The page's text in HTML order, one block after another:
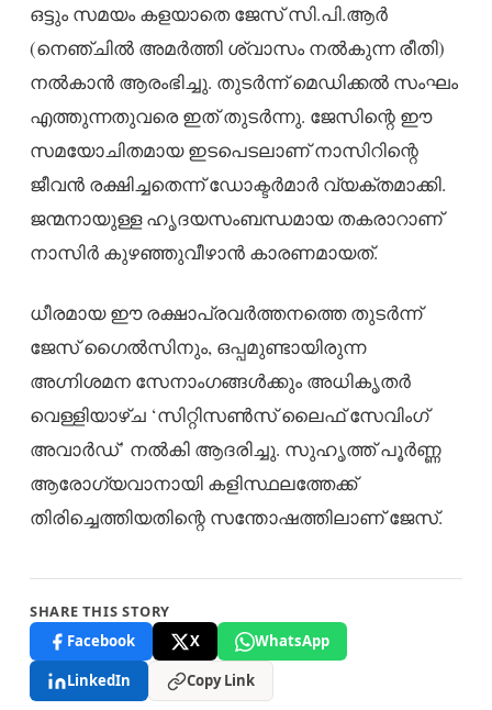
ഒട്ടും സമയം കളയാതെ ജേസ് സി.പി.ആർ
(നെഞ്ചിൽ അമർത്തി ശ്വാസം നൽകുന്ന രീതി)
നൽകാൻ ആരംഭിച്ചു. തുടർന്ന് മെഡിക്കൽ സംഘം
എത്തുന്നതുവരെ ഇത് തുടർന്നു. ജേസിന്റെ ഈ
സമയോചിതമായ ഇടപെടലാണ് നാസിറിന്റെ
ജീവൻ രക്ഷിച്ചതെന്ന് ഡോക്ടർമാർ വ്യക്തമാക്കി.
ജന്മനായുള്ള ഹൃദയസംബന്ധമായ തകരാറാണ്
നാസിർ കുഴഞ്ഞുവീഴാൻ കാരണമായത്.
ധീരമായ ഈ രക്ഷാപ്രവർത്തനത്തെ തുടർന്ന്
ജേസ് ഗൈൽസിനും, ഒപ്പമുണ്ടായിരുന്ന
അഗ്നിശമന സേനാംഗങ്ങൾക്കും അധികൃതർ
വെള്ളിയാഴ്ച ‘സിറ്റിസൺസ് ലൈഫ് സേവിംഗ്
അവാർഡ്’ നൽകി ആദരിച്ചു. സുഹൃത്ത് പൂർണ്ണ
ആരോഗ്യവാനായി കളിസ്ഥലത്തേക്ക്
തിരിച്ചെത്തിയതിന്റെ സന്തോഷത്തിലാണ് ജേസ്.
SHARE THIS STORY
Facebook
X
WhatsApp
LinkedIn
Copy Link